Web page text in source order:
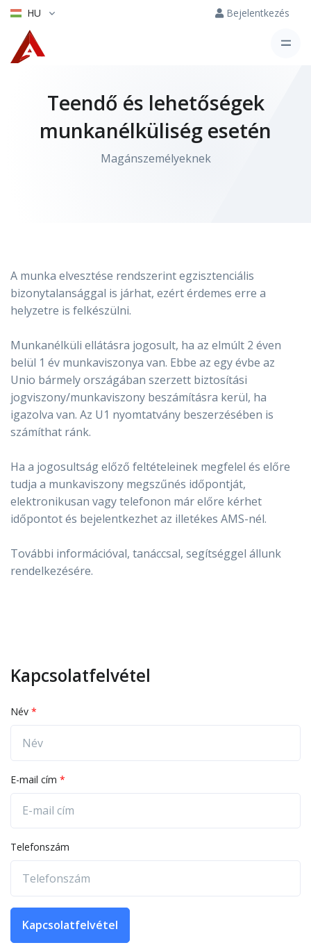
HU Bejelentkezés
Teendő és lehetőségek
munkanélküliség esetén
Magánszemélyeknek
A munka elvesztése rendszerint egzisztenciális
bizonytalansággal is járhat, ezért érdemes erre a
helyzetre is felkészülni.
Munkanélküli ellátásra jogosult, ha az elmúlt 2 éven
belül 1 év munkaviszonya van. Ebbe az egy évbe az
Unio bármely országában szerzett biztosítási
jogviszony/munkaviszony beszámításra kerül, ha
igazolva van. Az U1 nyomtatvány beszerzésében is
számíthat ránk.
Ha a jogosultság előző feltételeinek megfelel és előre
tudja a munkaviszony megszűnés időpontját,
elektronikusan vagy telefonon már előre kérhet
időpontot és bejelentkezhet az illetékes AMS-nél.
További információval, tanáccsal, segítséggel állunk
rendelkezésére.
Kapcsolatfelvétel
Név
E-mail cím
Telefonszám
Kapcsolatfelvétel